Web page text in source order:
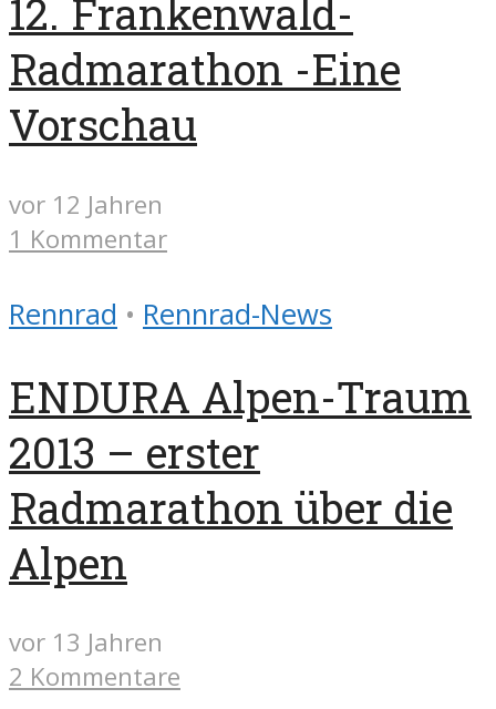
12. Frankenwald-
Radmarathon -Eine
Vorschau
vor 12 Jahren
1 Kommentar
Rennrad • Rennrad-News
ENDURA Alpen-Traum
2013 – erster
Radmarathon über die
Alpen
vor 13 Jahren
2 Kommentare